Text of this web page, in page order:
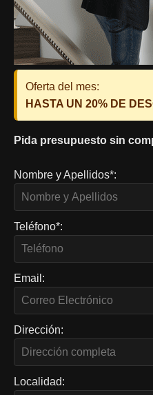
Oferta del mes:
HASTA UN 20% DE
Pida presupuesto sin
Nombre y Apellidos*:
Teléfono*:
Email:
Dirección:
Localidad: